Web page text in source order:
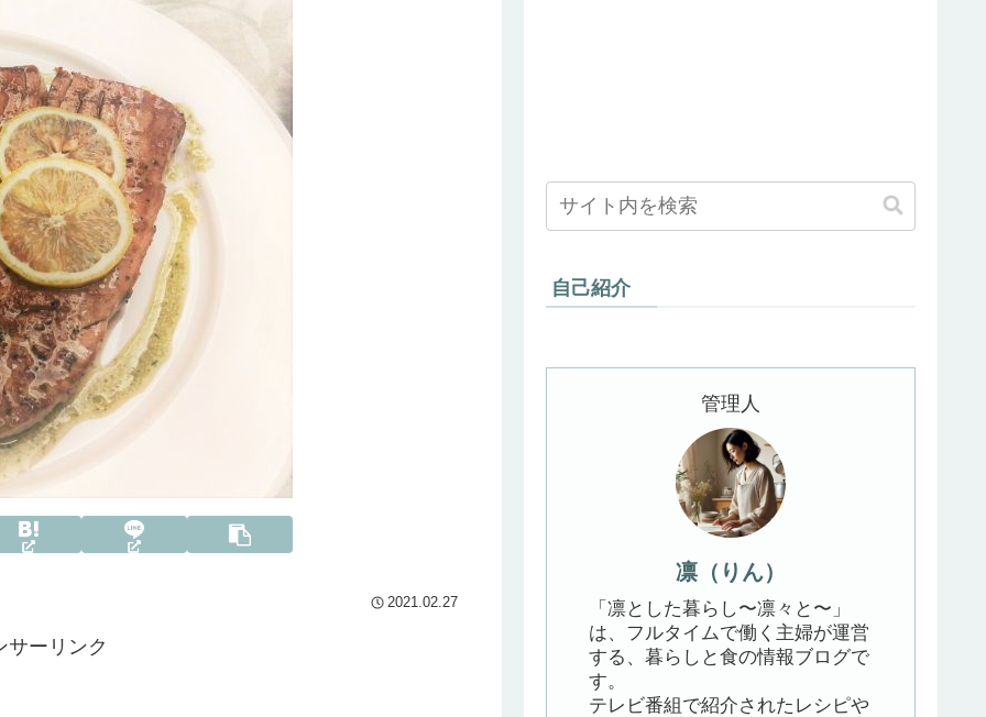
2021.02.27
サーリンク
自己紹介
管理人
凛（りん）
「凛とした暮らし〜凛々と〜」
は、フルタイムで働く主婦が運営
する、暮らしと食の情報ブログで
す。
テレビ番組で紹介されたレシピや